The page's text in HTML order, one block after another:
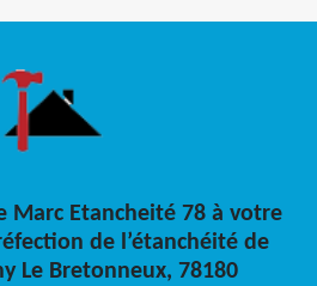
Marc Etancheité 78 à votre
de l’étanchéité de
Le Bretonneux, 78180